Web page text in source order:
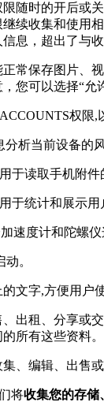
随时的开后或
续收集和使用
息，超出了与
正常保存图片、
您可以选择“
权限,
析当前设备的
于读取手机附件
于统计和展示用
速度计和陀螺
。
文字,方便用户使
出租、分享或
所有这些资料。
、编辑、出售
将收集您的存储